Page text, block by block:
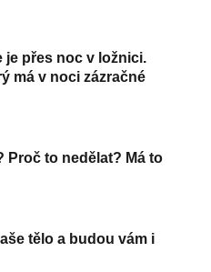
je přes noc v ložnici.
má v noci zázračné
Proč to nedělat? Má to
tělo a budou vám i